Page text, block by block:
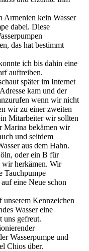
Armenien kein Wasser
dabei. Diese
das hat bestimmt
ich bis dahin eine
auftreiben.
später im Internet
kam und der
wenn wir nicht
wir zu einer zweiten
Mitarbeiter wir sollten
Marina bekämen wir
und seitdem
aus dem Hahn.
oder ein B für
wir herkämen. Wir
Tauchpumpe
eine Neue schon
Kennzeichen
Wasser eine
uns gefreut.
Wasserpumpe und
Chios über.